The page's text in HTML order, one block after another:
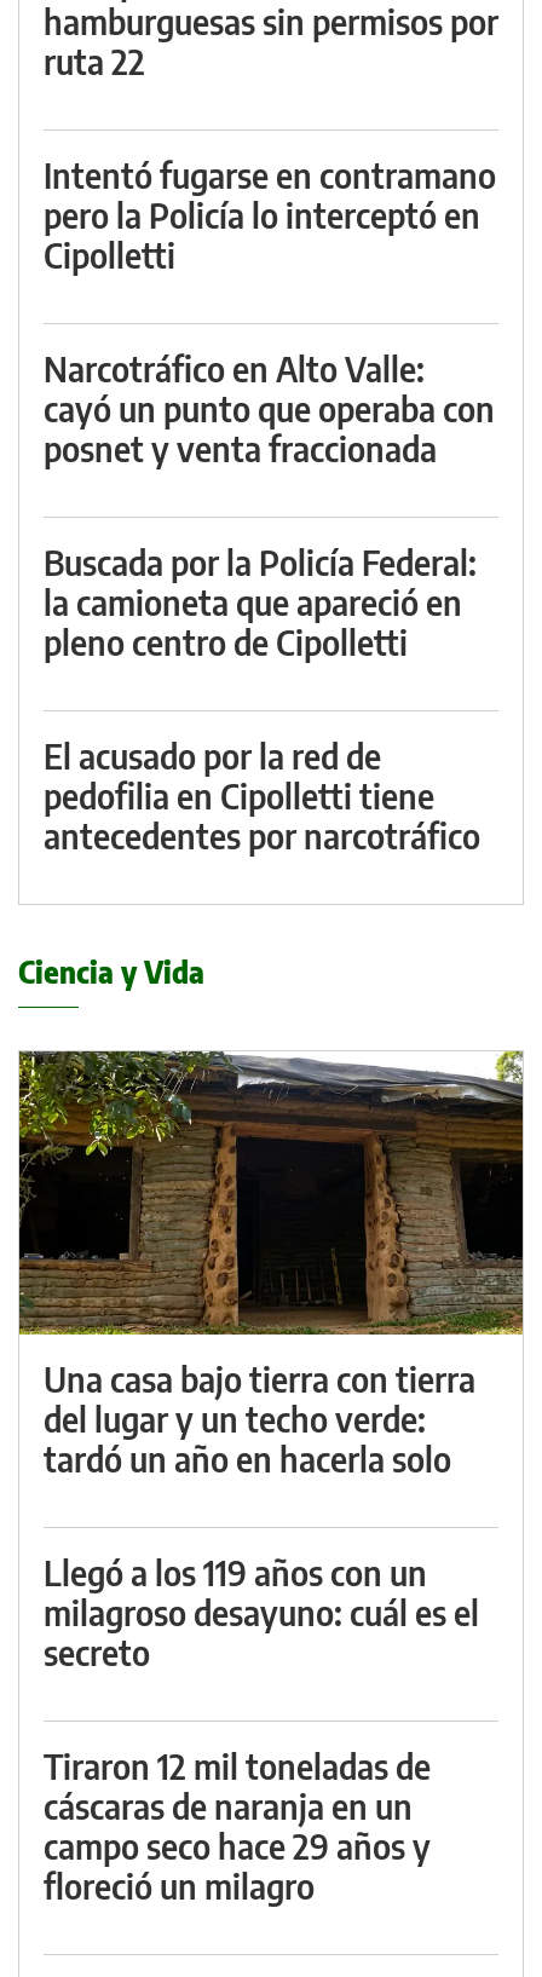
hamburguesas sin permisos por
ruta 22
Intentó fugarse en contramano
pero la Policía lo interceptó en
Cipolletti
Narcotráfico en Alto Valle:
cayó un punto que operaba con
posnet y venta fraccionada
Buscada por la Policía Federal:
la camioneta que apareció en
pleno centro de Cipolletti
El acusado por la red de
pedofilia en Cipolletti tiene
antecedentes por narcotráfico
Ciencia y Vida
Una casa bajo tierra con tierra
del lugar y un techo verde:
tardó un año en hacerla solo
Llegó a los 119 años con un
milagroso desayuno: cuál es el
secreto
Tiraron 12 mil toneladas de
cáscaras de naranja en un
campo seco hace 29 años y
floreció un milagro